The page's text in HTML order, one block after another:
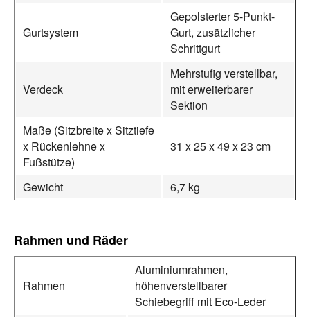
Gurtsystem
Gepolsterter 5-Punkt-
Gurt, zusätzlicher
Schrittgurt
Verdeck
Mehrstufig verstellbar,
mit erweiterbarer
Sektion
Maße (Sitzbreite x Sitztiefe
x Rückenlehne x
Fußstütze)
31 x 25 x 49 x 23 cm
Gewicht 6,7 kg
Rahmen und Räder
Rahmen
Aluminiumrahmen,
höhenverstellbarer
Schiebegriff mit Eco-Leder